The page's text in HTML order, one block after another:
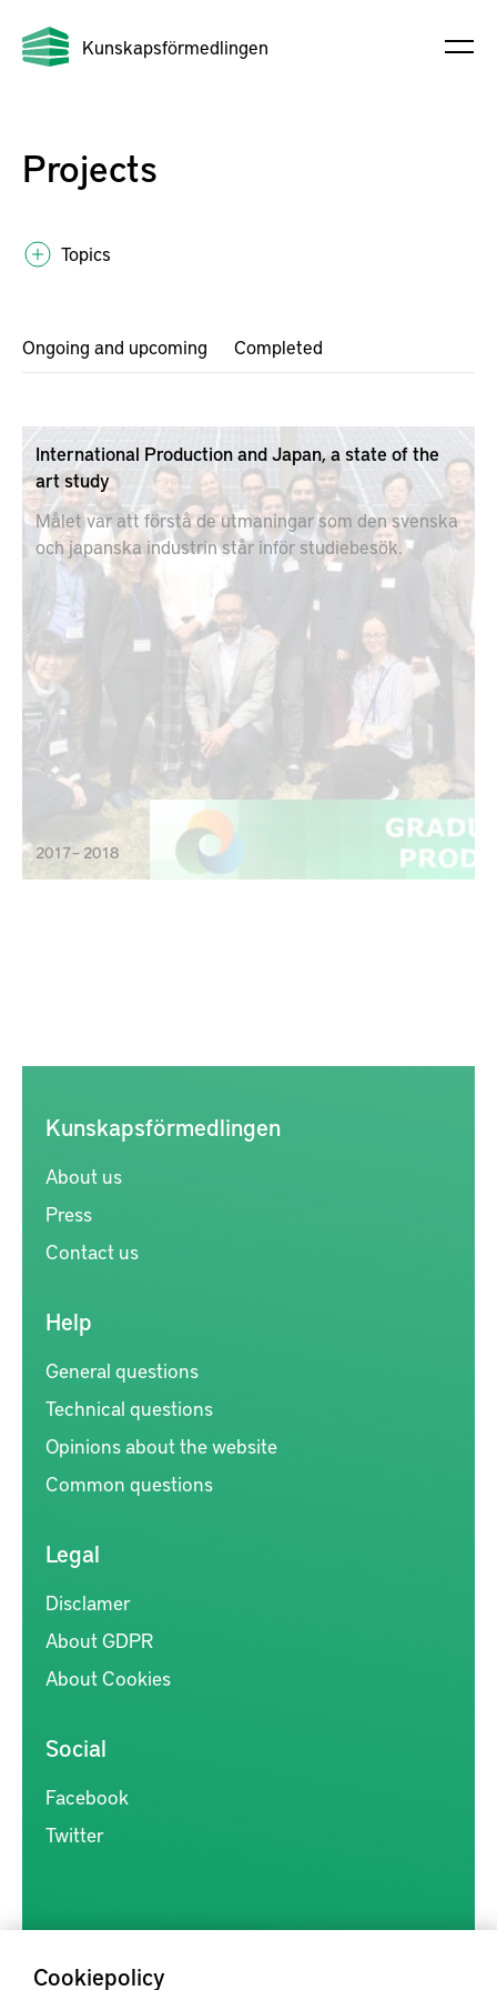
Kunskapsförmedlingen
Projects
Topics
Ongoing and upcoming Completed
International Production and Japan, a state of the
art study
Målet var att förstå de utmaningar som den svenska
och japanska industrin står inför studiebesök.
2017 – 2018
Cookiepolicy
Kunskapsförmedlingen
About us
Press
Contact us
Help
General questions
Technical questions
Opinions about the website
Common questions
Legal
Disclamer
About GDPR
About Cookies
Social
Facebook
Twitter